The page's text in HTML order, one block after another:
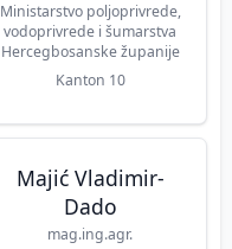
Ministarstvo poljoprivrede,
vodoprivrede i šumarstva
Hercegbosanske županije
Kanton 10
Majić Vladimir-
Dado
mag.ing.agr.